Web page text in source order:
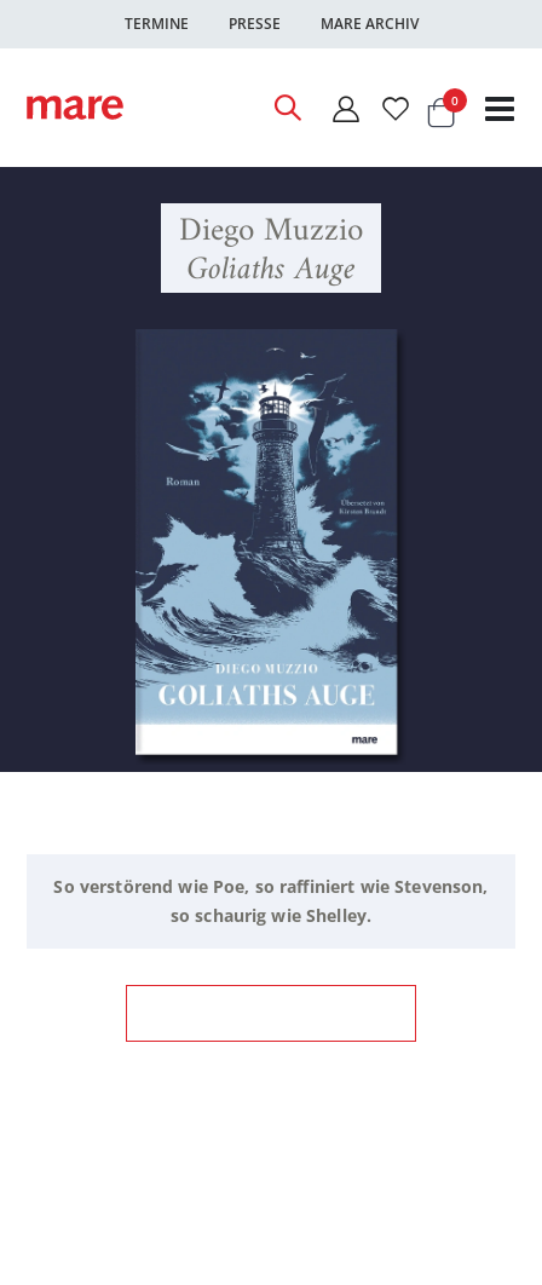
TERMINE PRESSE MARE ARCHIV
Warenkorb
0Artikel
Diego Muzzio
Goliaths Auge
So verstörend wie Poe, so raffiniert wie Stevenson,
so schaurig wie Shelley.